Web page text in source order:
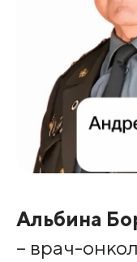
Альбина
– врач-